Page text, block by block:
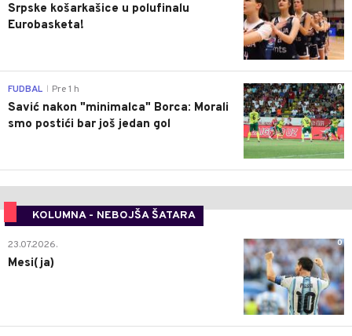
Srpske košarkašice u polufinalu
Eurobasketa!
0
FUDBAL Pre 1 h
Savić nakon "minimalca" Borca: Morali
smo postići bar još jedan gol
KOLUMNA - NEBOJŠA ŠATARA
0
23.07.2026.
Mesi(ja)